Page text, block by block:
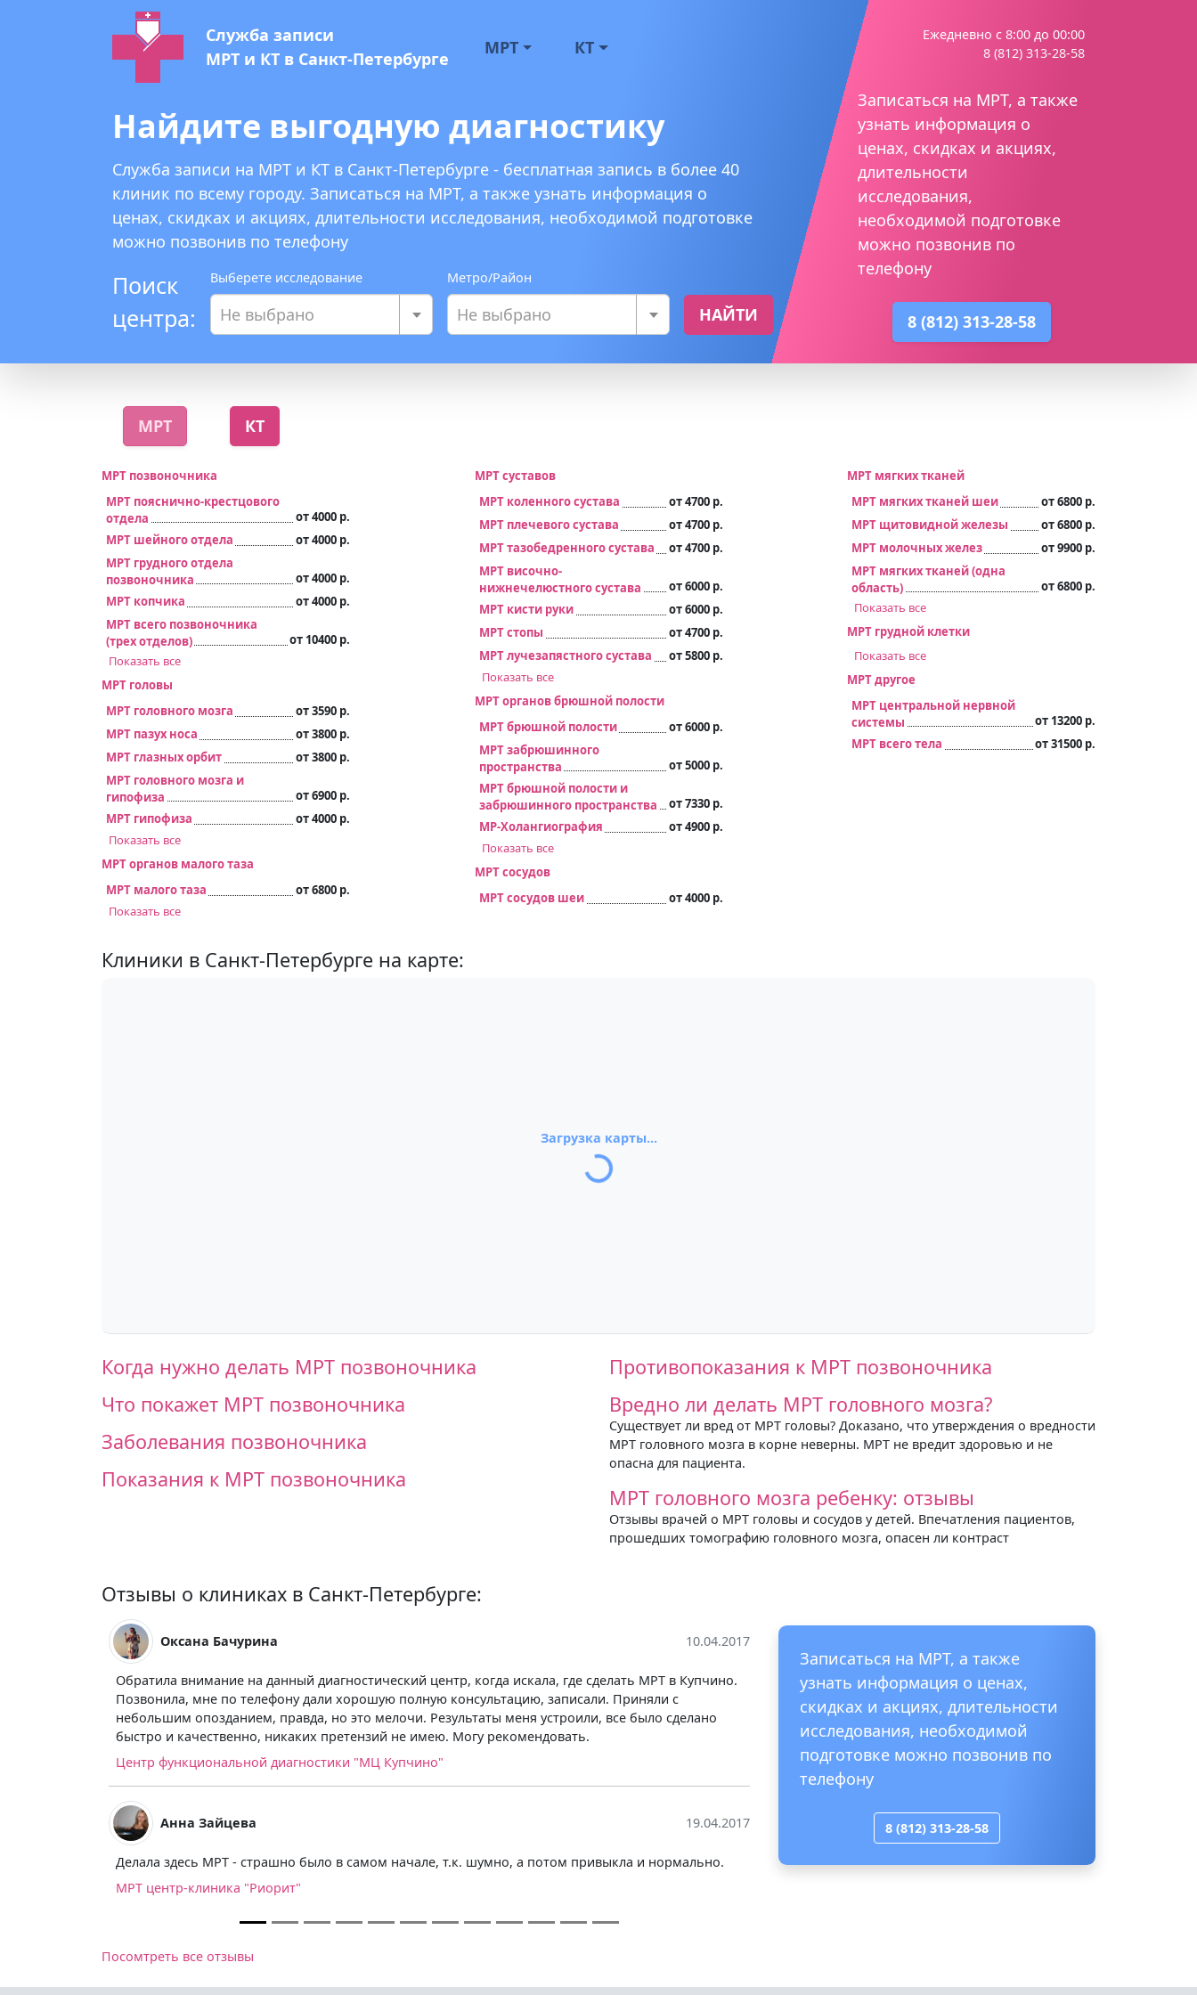
Служба записи
МРТ и КТ в Санкт-Петербурге
МРТ КТ
Ежедневно с 8:00 до 00:00
8 (812) 313-28-58
Найдите выгодную диагностику
Служба записи на МРТ и КТ в Санкт-Петербурге - бесплатная запись в более 40
клиник по всему городу. Записаться на МРТ, а также узнать информация о
ценах, скидках и акциях, длительности исследования, необходимой подготовке
можно позвонив по телефону
Поиск
центра:
Выберете исследование
Не выбрано
Метро/Район
Не выбрано НАЙТИ
Записаться на МРТ, а также
узнать информация о
ценах, скидках и акциях,
длительности
исследования,
необходимой подготовке
можно позвонив по
телефону
8 (812) 313-28-58
МРТ КТ
МРТ позвоночника
МРТ пояснично-крестцового
отдела
от 4000 р.
МРТ шейного отдела
от 4000 р.
МРТ грудного отдела
позвоночника
от 4000 р.
МРТ копчика
от 4000 р.
МРТ всего позвоночника
(трех отделов)
от 10400 р.
Показать все
МРТ головы
МРТ головного мозга
от 3590 р.
МРТ пазух носа
от 3800 р.
МРТ глазных орбит
от 3800 р.
МРТ головного мозга и
гипофиза
от 6900 р.
МРТ гипофиза
от 4000 р.
Показать все
МРТ органов малого таза
МРТ малого таза
от 6800 р.
Показать все
МРТ суставов
МРТ коленного сустава
от 4700 р.
МРТ плечевого сустава
от 4700 р.
МРТ тазобедренного сустава
от 4700 р.
МРТ височно-
нижнечелюстного сустава
от 6000 р.
МРТ кисти руки
от 6000 р.
МРТ стопы
от 4700 р.
МРТ лучезапястного сустава
от 5800 р.
Показать все
МРТ органов брюшной полости
МРТ брюшной полости
от 6000 р.
МРТ забрюшинного
пространства
от 5000 р.
МРТ брюшной полости и
забрюшинного пространства
от 7330 р.
МР-Холангиография
от 4900 р.
Показать все
МРТ сосудов
МРТ сосудов шеи
от 4000 р.
МРТ мягких тканей
МРТ мягких тканей шеи
от 6800 р.
МРТ щитовидной железы
от 6800 р.
МРТ молочных желез
от 9900 р.
МРТ мягких тканей (одна
область)
от 6800 р.
Показать все
МРТ грудной клетки
Показать все
МРТ другое
МРТ центральной нервной
системы
от 13200 р.
МРТ всего тела
от 31500 р.
Клиники в Санкт-Петербурге на карте:
Загрузка карты...
Когда нужно делать МРТ позвоночника
Что покажет МРТ позвоночника
Заболевания позвоночника
Показания к МРТ позвоночника
Противопоказания к МРТ позвоночника
Вредно ли делать МРТ головного мозга?
Существует ли вред от МРТ головы? Доказано, что утверждения о вредности
МРТ головного мозга в корне неверны. МРТ не вредит здоровью и не
опасна для пациента.
МРТ головного мозга ребенку: отзывы
Отзывы врачей о МРТ головы и сосудов у детей. Впечатления пациентов,
прошедших томографию головного мозга, опасен ли контраст
Отзывы о клиниках в Санкт-Петербурге:
Оксана Бачурина 10.04.2017
Обратила внимание на данный диагностический центр, когда искала, где сделать МРТ в Купчино.
Позвонила, мне по телефону дали хорошую полную консультацию, записали. Приняли с
небольшим опозданием, правда, но это мелочи. Результаты меня устроили, все было сделано
быстро и качественно, никаких претензий не имею. Могу рекомендовать.
Центр функциональной диагностики "МЦ Купчино"
Анна Зайцева 19.04.2017
Делала здесь МРТ - страшно было в самом начале, т.к. шумно, а потом привыкла и нормально.
МРТ центр-клиника "Риорит"
Посомтреть все отзывы
Записаться на МРТ, а также
узнать информация о ценах,
скидках и акциях, длительности
исследования, необходимой
подготовке можно позвонив по
телефону
8 (812) 313-28-58